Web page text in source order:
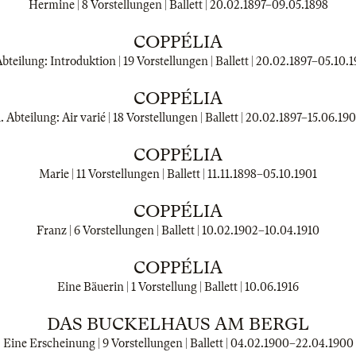
Hermine | 8 Vorstellungen | Ballett | 20.02.1897–09.05.1898
COPPÉLIA
Introduktion | 19 Vorstellungen | Ballett | 20.02.1897–
COPPÉLIA
Abteilung: Air varié | 18 Vorstellungen | Ballett | 20.02.1897–
COPPÉLIA
Marie | 11 Vorstellungen | Ballett | 11.11.1898–05.10.1901
COPPÉLIA
Franz | 6 Vorstellungen | Ballett | 10.02.1902–10.04.1910
COPPÉLIA
Eine Bäuerin | 1 Vorstellung | Ballett | 10.06.1916
DAS BUCKELHAUS AM BERGL
Eine Erscheinung | 9 Vorstellungen | Ballett | 04.02.1900–22.04.1900